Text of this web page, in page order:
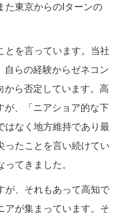
た東京からのIターンの
とを言っています。当社
自らの経験からゼネコン
から否定しています。高
が、「ニアショア的な下
はなく地方維持であり最
ったことを言い続けてい
てきました。
が、それもあって高知で
アが集まっています。そ